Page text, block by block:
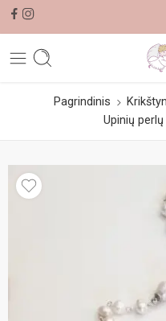
Pagrindinis
Upinių